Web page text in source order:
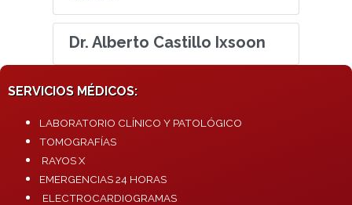
Dr. Alberto Castillo Ixsoon
SERVICIOS MÉDICOS:
LABORATORIO CLÍNICO Y PATOLÓGICO
TOMOGRAFÍAS
RAYOS X
EMERGENCIAS 24 HORAS
ELECTROCARDIOGRAMAS